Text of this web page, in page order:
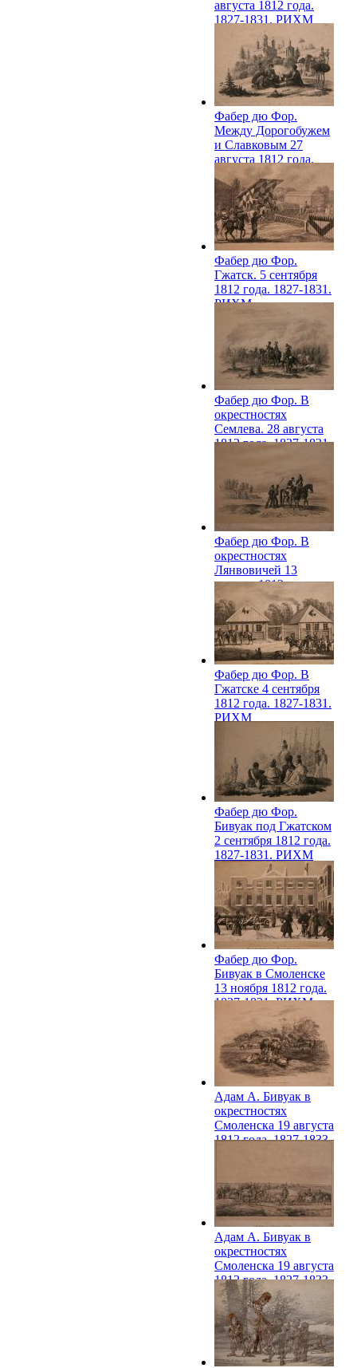
августа 1812 года.
1827-1831. РИХМ
Фабер дю Фор.
Между Дорогобужем
и Славковым 27
августа 1812 года.
1827-1831. РИХМ
Фабер дю Фор.
Гжатск. 5 сентября
1812 года. 1827-1831.
РИХМ
Фабер дю Фор. В
окрестностях
Семлева. 28 августа
1812 года. 1827-1831.
Фабер дю Фор. В
окрестностях
Лянвовичей 13
августа 1812 года.
1827-1831. РИХМ
Фабер дю Фор. В
Гжатске 4 сентября
1812 года. 1827-1831.
РИХМ
Фабер дю Фор.
Бивуак под Гжатском
2 сентября 1812 года.
1827-1831. РИХМ
Фабер дю Фор.
Бивуак в Смоленске
13 ноября 1812 года.
1827-1831. РИХМ
Адам А. Бивуак в
окрестностях
Смоленска 19 августа
1812 года. 1827-1833.
Адам А. Бивуак в
окрестностях
Смоленска 19 августа
1812 года. 1827-1833.
РИХМ